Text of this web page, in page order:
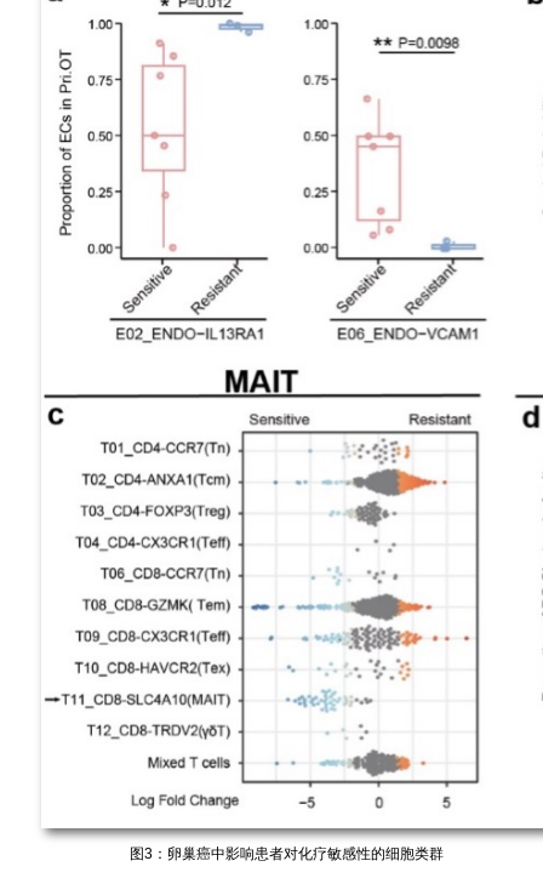
图3：卵巢癌中影响患者对化疗敏感性的细胞类群